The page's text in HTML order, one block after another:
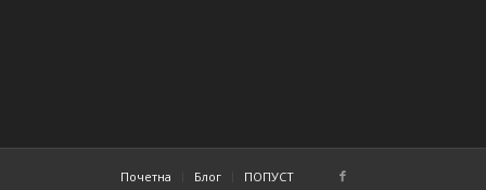
Почетна Блог ПОПУСТ